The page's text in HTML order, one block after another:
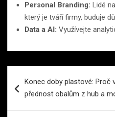
Personal Branding: Lidé
který je tváří firmy, buduje
Data a AI: Využívejte
proKonec doby plastové: Proč
přednost obalům z hub a